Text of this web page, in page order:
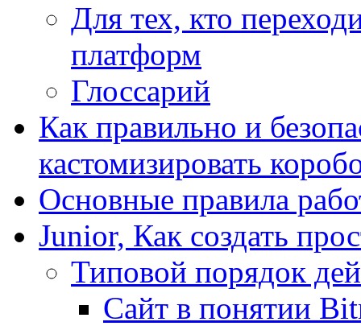
Для тех, кто
платформ
Глоссарий
Как правильно и
кастомизировать
Основные правила
Junior, Как создать
Типовой порядок
Сайт в понятии